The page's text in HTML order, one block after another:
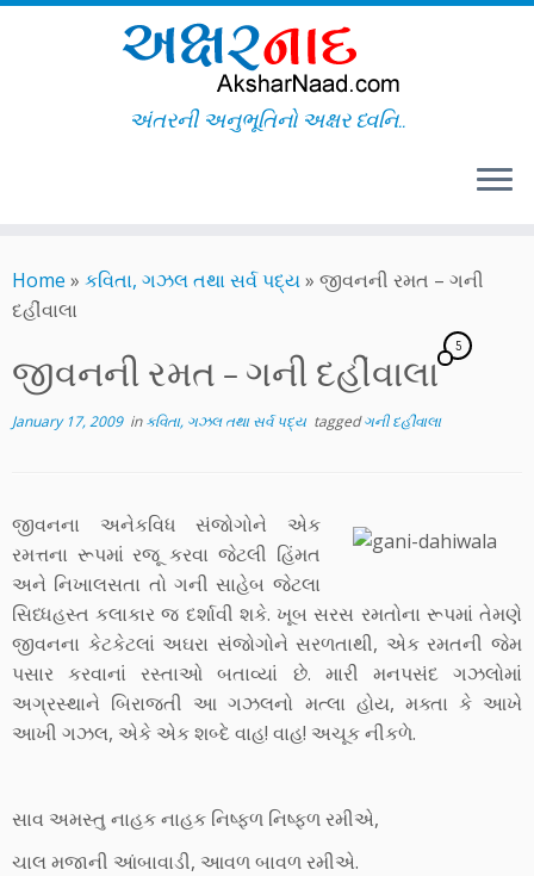
to
content
અંતરની અનુભૂતિનો અક્ષર ધ્વનિ..
Home » કવિતા, ગઝલ તથા સર્વ પદ્ય» જીવનની રમત – ગની
દહીંવાલા
જીવનની રમત – ગની દહીંવાલા
5
January 17, 2009inકવિતા, ગઝલ તથા સર્વ પદ્ય taggedગની દહીંવાલા
જીવનના અનેકવિધ સંજોગોને એક
રમત્તના રૂપમાં રજૂ કરવા જેટલી હિંમત
અને નિખાલસતા તો ગની સાહેબ જેટલા
સિધ્ધહસ્ત કલાકાર જ દર્શાવી શકે. ખૂબ સરસ રમતોના રૂપમાં તેમણે
જીવનના કેટકેટલાં અઘરા સંજોગોને સરળતાથી, એક રમતની જેમ
પસાર કરવાનાં રસ્તાઓ બતાવ્યાં છે. મારી મનપસંદ ગઝલોમાં
અગ્રસ્થાને બિરાજતી આ ગઝલનો મત્લા હોય, મક્તા કે આખે
આખી ગઝલ, એકે એક શબ્દે વાહ! વાહ! અચૂક નીકળે.
સાવ અમસ્તુ નાહક નાહક નિષ્ફળ નિષ્ફળ રમીએ,
ચાલ મજાની આંબાવાડી, આવળ બાવળ રમીએ.